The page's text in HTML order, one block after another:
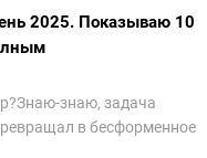
2025. Показываю 10
знаю, задача
в бесформенное